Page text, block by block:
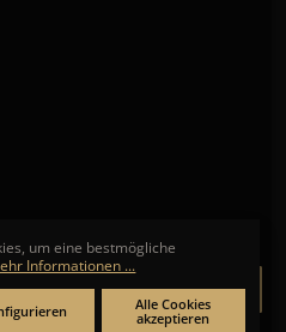
& Aktionen direkt in Ihr Postfach.
ANMELDEN
um eine bestmögliche
Informationen ...
Alle Cookies
akzeptieren